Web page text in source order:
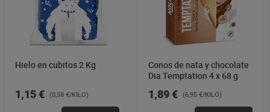
Hielo en cubitos 2 Kg
1,15 € (0,58 €/KILO)
Conos de nata y chocolate
Dia Temptation 4 x 68 g
1,89 € (6,95 €/KILO)